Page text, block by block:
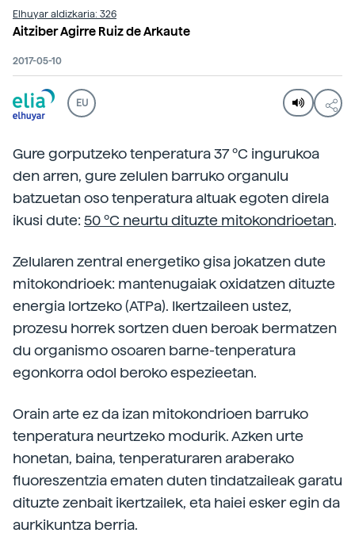
Elhuyar aldizkaria: 326
Aitziber Agirre Ruiz de Arkaute
2017-05-10
EU
Gure gorputzeko tenperatura 37 ºC ingurukoa
den arren, gure zelulen barruko organulu
batzuetan oso tenperatura altuak egoten direla
ikusi dute: 50 ºC neurtu dituzte mitokondrioetan.
Zelularen zentral energetiko gisa jokatzen dute
mitokondrioek: mantenugaiak oxidatzen dituzte
energia lortzeko (ATPa). Ikertzaileen ustez,
prozesu horrek sortzen duen beroak bermatzen
du organismo osoaren barne-tenperatura
egonkorra odol beroko espezieetan.
Orain arte ez da izan mitokondrioen barruko
tenperatura neurtzeko modurik. Azken urte
honetan, baina, tenperaturaren araberako
fluoreszentzia ematen duten tindatzaileak garatu
dituzte zenbait ikertzailek, eta haiei esker egin da
aurkikuntza berria.